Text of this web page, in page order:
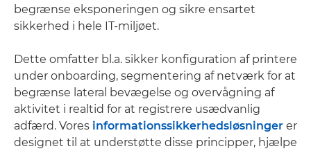
begrænse eksponeringen og sikre ensartet
sikkerhed i hele IT-miljøet.
Dette omfatter bl.a. sikker konfiguration af printere
under onboarding, segmentering af netværk for at
begrænse lateral bevægelse og overvågning af
aktivitet i realtid for at registrere usædvanlig
adfærd. Vores informationssikkerhedsløsninger er
designet til at understøtte disse principper, hjælpe